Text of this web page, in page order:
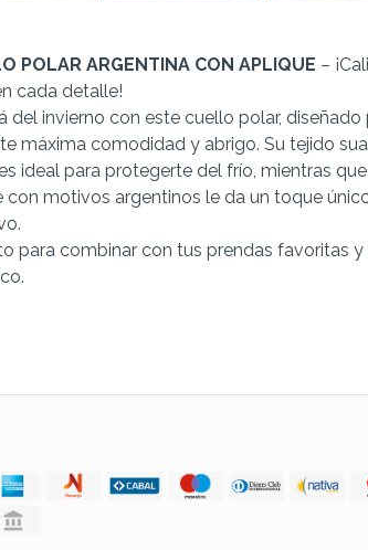
POLAR ARGENTINA CON APLIQUE –
cada detalle!
del invierno con este cuello polar, diseñado
máxima comodidad y abrigo. Su tejido
ideal para protegerte del frío, mientras
con motivos argentinos le da un toque
para combinar con tus prendas favoritas y